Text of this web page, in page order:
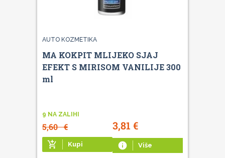
AUTO KOZMETIKA
MA KOKPIT MLIJEKO SJAJ
EFEKT S MIRISOM VANILIJE 300
ml
9 NA ZALIHI
5,60€ 3,81 €
add_shopping_cart Kupi info Više